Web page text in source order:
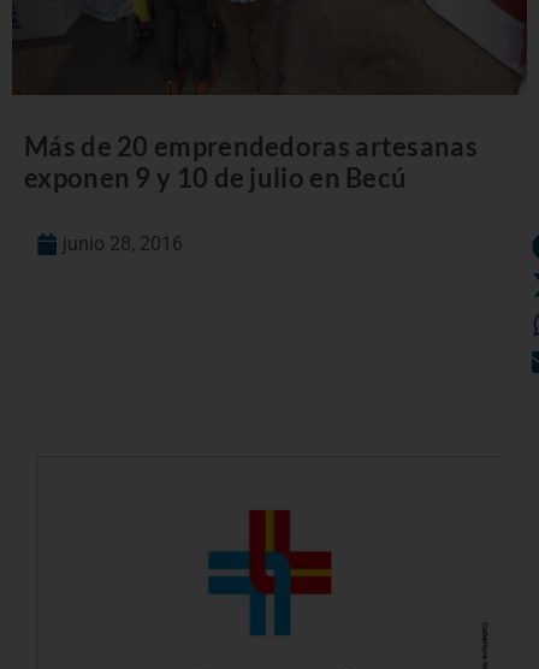
Más de 20 emprendedoras artesanas
exponen 9 y 10 de julio en Becú
junio 28, 2016